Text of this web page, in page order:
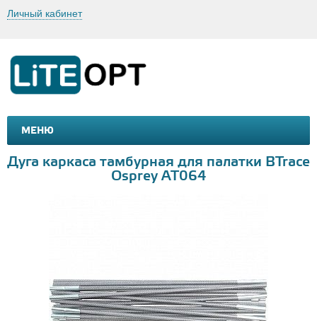
Личный кабинет
МЕНЮ
МАШИНКИ И МОТОЦИКЛЫ
Дуга каркаса тамбурная для палатки BTrace
Osprey AT064